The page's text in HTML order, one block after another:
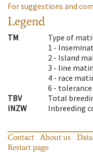
For suggestions and
Legend
TM
Type of
1 -
2 - Island
3 - line
4 - race
6 -
TBV
Total
INZW
Inbreeding
Contact About us
Restart page